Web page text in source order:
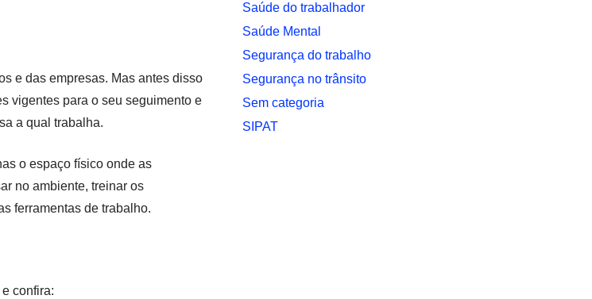
e das empresas. Mas antes disso
vigentes para o seu seguimento e
a qual trabalha.
o espaço físico onde as
no ambiente, treinar os
ferramentas de trabalho.
confira:
Saúde do trabalhador
Saúde Mental
Segurança do trabalho
Segurança no trânsito
Sem categoria
SIPAT